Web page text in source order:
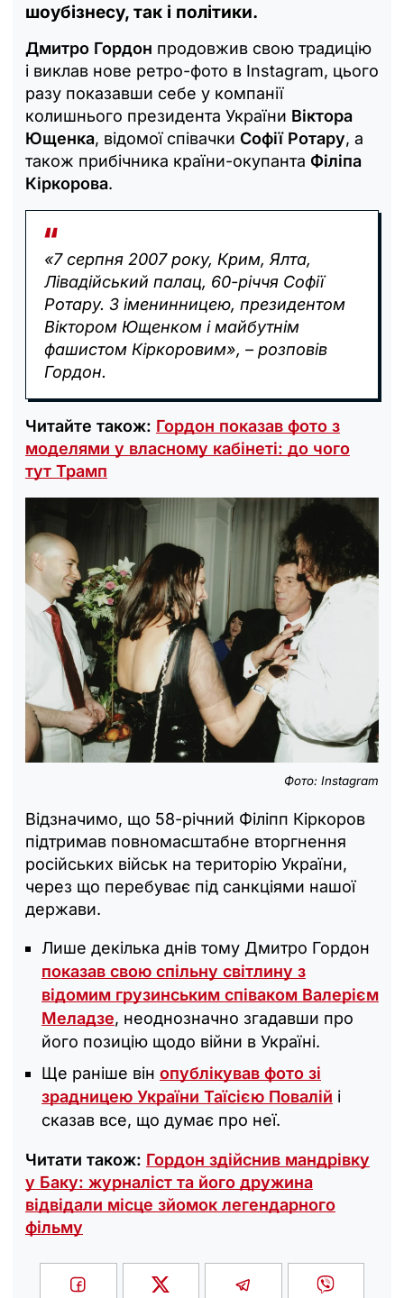
шоубізнесу, так і політики.
Дмитро Гордон продовжив свою традицію
і виклав нове ретро-фото в Instagram, цього
разу показавши себе у компанії
колишнього президента України Віктора
Ющенка, відомої співачки Софії Ротару, а
також прибічника країни-окупанта Філіпа
Кіркорова.
«7 серпня 2007 року, Крим, Ялта,
Лівадійський палац, 60-річчя Софії
Ротару. З іменинницею, президентом
Віктором Ющенком і майбутнім
фашистом Кіркоровим», – розповів
Гордон.
Читайте також: Гордон показав фото з
моделями у власному кабінеті: до чого
тут Трамп
Фото: Instagram
Відзначимо, що 58-річний Філіпп Кіркоров
підтримав повномасштабне вторгнення
російських військ на територію України,
через що перебуває під санкціями нашої
держави.
Лише декілька днів тому Дмитро Гордон
показав свою спільну світлину з
відомим грузинським співаком Валерієм
Меладзе, неоднозначно згадавши про
його позицію щодо війни в Україні.
Ще раніше він опублікував фото зі
зрадницею України Таїсією Повалій і
сказав все, що думає про неї.
Читати також: Гордон здійснив мандрівку
у Баку: журналіст та його дружина
відвідали місце зйомок легендарного
фільму